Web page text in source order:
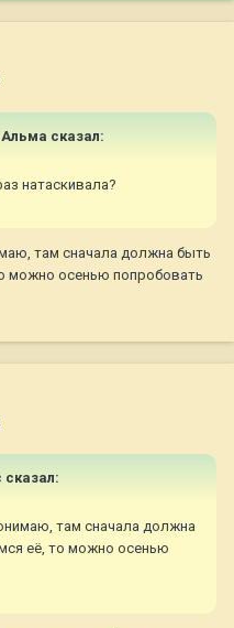
сказал:
натаскивала?
там сначала должна быть
можно осенью попробовать
сказал:
там сначала должна
её, то можно осенью